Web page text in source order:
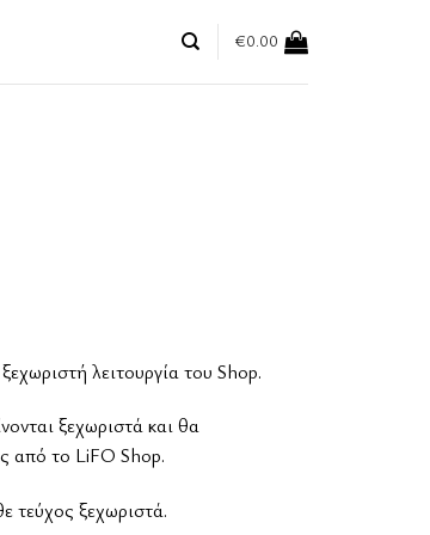
€0.00
λειτουργία του Shop.
ξεχωριστά και θα
από το LiFO Shop.
τεύχος ξεχωριστά.